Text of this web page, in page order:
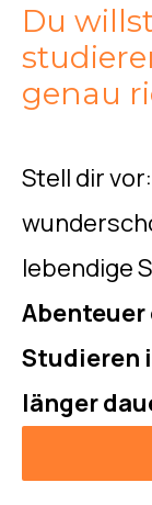
Du
genau
Stell dir
lebendige
Studieren
länger